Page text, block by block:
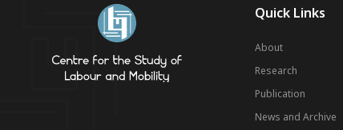
Quick Links
About
Research
Publication
News and Archive